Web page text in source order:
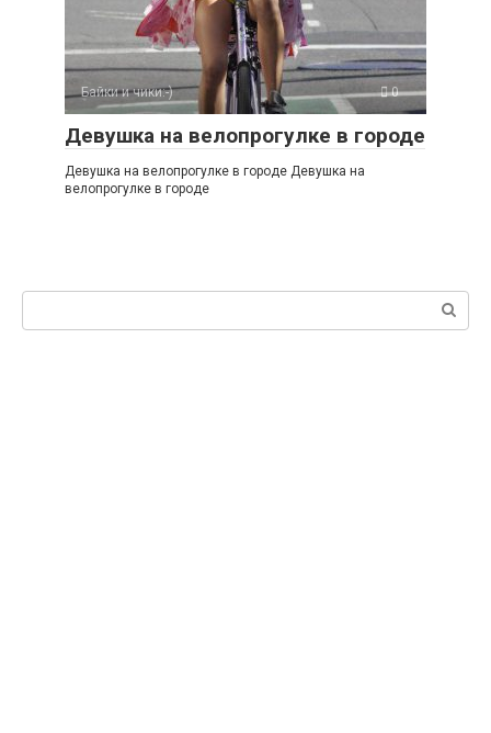
Байки и чики:-) 0
Девушка на велопрогулке в городе
Девушка на велопрогулке в городе Девушка на
велопрогулке в городе